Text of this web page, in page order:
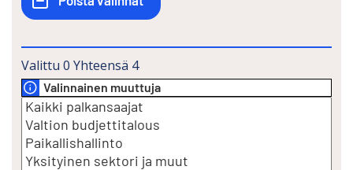
Valittu 0 Yhteensä 4
Valinnainen muuttuja